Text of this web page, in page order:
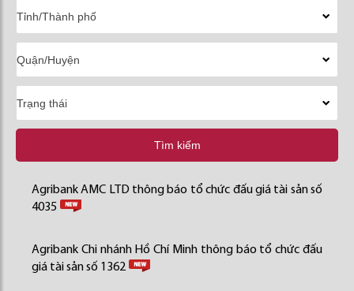
Tìm kiếm
Agribank AMC LTD thông báo tổ chức đấu giá tài sản số
4035
Agribank Chi nhánh Hồ Chí Minh thông báo tổ chức đấu
giá tài sản số 1362